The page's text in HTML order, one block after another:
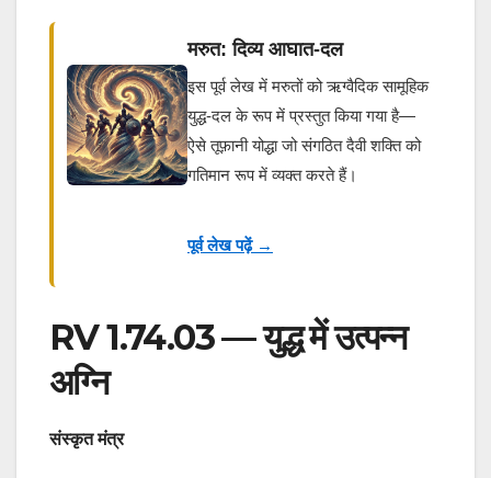
मरुत: दिव्य आघात-दल
इस पूर्व लेख में मरुतों को ऋग्वैदिक सामूहिक
युद्ध-दल के रूप में प्रस्तुत किया गया है—
ऐसे तूफ़ानी योद्धा जो संगठित दैवी शक्ति को
गतिमान रूप में व्यक्त करते हैं।
पूर्व लेख पढ़ें →
RV 1.74.03 — युद्ध में उत्पन्न
अग्नि
संस्कृत मंत्र